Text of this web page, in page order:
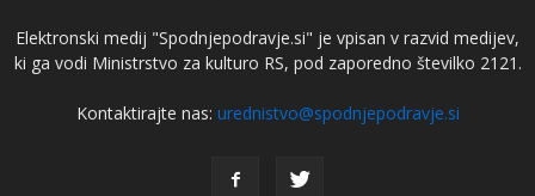
Elektronski medij "Spodnjepodravje.si" je vpisan v razvid medijev,
ki ga vodi Ministrstvo za kulturo RS, pod zaporedno številko 2121.
Kontaktirajte nas: urednistvo@spodnjepodravje.si